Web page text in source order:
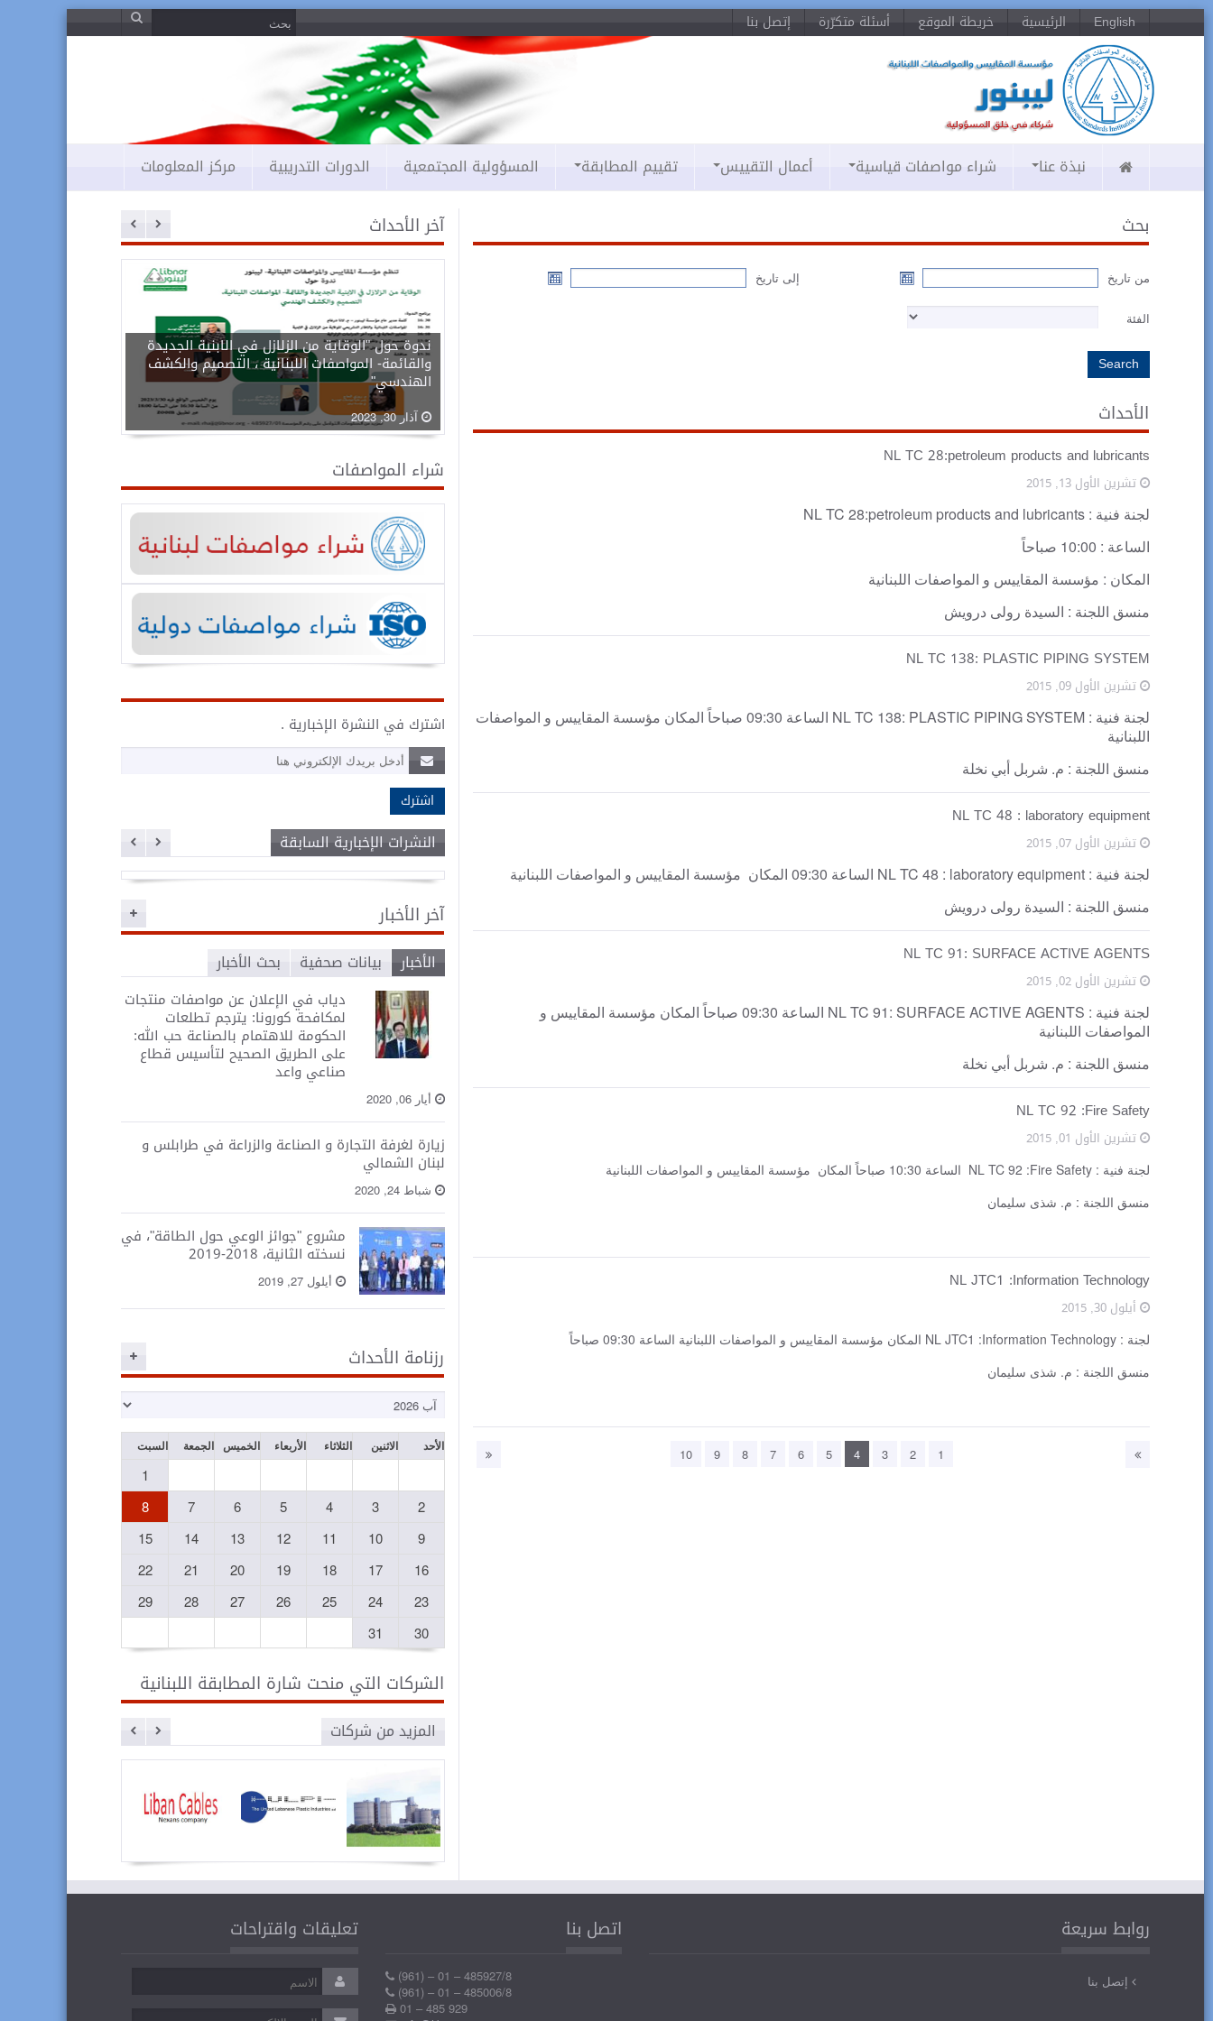
English الرئيسية خريطة الموقع أسئلة متكرّرة إتصل بنا
e
r
S
e
a
m
نبذة عنا شراء مواصفات قياسية أعمال التقييس تقييم المطابقة المسؤولية المجتمعية الدورات التدريبية مركز المعلومات
بحث
من تاريخ إلى تاريخ
الفئة
الأحداث
NL TC 28:petroleum products and lubricants
تشرين الأول 13, 2015
لجنة فنية : NL TC 28:petroleum products and lubricants
الساعة : 10:00 صباحاً
المكان : مؤسسة المقاييس و المواصفات اللبنانية
منسق اللجنة : السيدة رولى درويش
NL TC 138: PLASTIC PIPING SYSTEM
تشرين الأول 09, 2015
لجنة فنية : NL TC 138: PLASTIC PIPING SYSTEM الساعة 09:30 صباحاً المكان مؤسسة المقاييس و المواصفات
اللبنانية
منسق اللجنة : م. شربل أبي نخلة
NL TC 48 : laboratory equipment
تشرين الأول 07, 2015
لجنة فنية : NL TC 48 : laboratory equipment الساعة 09:30 المكان مؤسسة المقاييس و المواصفات اللبنانية
منسق اللجنة : السيدة رولى درويش
NL TC 91: SURFACE ACTIVE AGENTS
تشرين الأول 02, 2015
لجنة فنية : NL TC 91: SURFACE ACTIVE AGENTS الساعة 09:30 صباحاً المكان مؤسسة المقاييس و
المواصفات اللبنانية
منسق اللجنة : م. شربل أبي نخلة
NL TC 92 :Fire Safety
تشرين الأول 01, 2015
لجنة فنية : NL TC 92 :Fire Safety الساعة 10:30 صباحاً المكان مؤسسة المقاييس و المواصفات اللبنانية
منسق اللجنة : م. شذى سليمان
NL JTC1 :Information Technology
أيلول 30, 2015
لجنة : NL JTC1 :Information Technology المكان مؤسسة المقاييس و المواصفات اللبنانية الساعة 09:30 صباحاً
منسق اللجنة : م. شذى سليمان
1
2
3
4
5
6
7
8
9
10
آخر الأحداث
ندوة حول "الوقاية من الزلازل في الابنية الجديدة
والقائمة- المواصفات اللبنانية ، التصميم والكشف
الهندسي"
آذار 30, 2023
شراء المواصفات
اشترك في النشرة الإخبارية .
النشرات الإخبارية السابقة
آخر الأخبار
الأخبار بيانات صحفية بحث الأخبار
دياب في الإعلان عن مواصفات منتجات
لمكافحة كورونا: يترجم تطلعات
الحكومة للاهتمام بالصناعة حب الله:
على الطريق الصحيح لتأسيس قطاع
صناعي واعد
أيار 06, 2020
زيارة لغرفة التجارة و الصناعة والزراعة في طرابلس و
لبنان الشمالي
شباط 24, 2020
مشروع "جوائز الوعي حول الطاقة"، في
نسخته الثانية، 2018-2019
أيلول 27, 2019
رزنامة الأحداث
الأحد الاثنين الثلاثاء الأربعاء الخميس الجمعة السبت
1
2
3
4
5
6
7
8
9
10
11
12
13
14
15
16
17
18
19
20
21
22
23
24
25
26
27
28
29
30
31
الشركات التي منحت شارة المطابقة اللبنانية
المزيد من شركات
الصناعات ترابة سبلين الشركة
المتحدة
كابلات
روابط سريعة
إتصل بنا
اتصل بنا
(961) – 01 – 485927/8
(961) – 01 – 485006/8
01 – 485 929
تعليقات واقتراحات